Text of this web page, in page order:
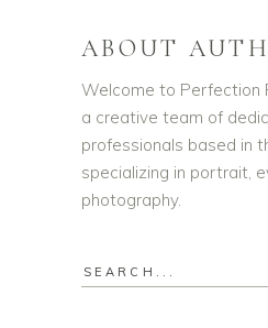
ABOUT
Welcome to
a creative team of
professionals based in
specializing in portrait,
photography.
Search